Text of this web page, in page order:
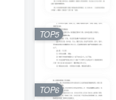
TOP5
TOP6